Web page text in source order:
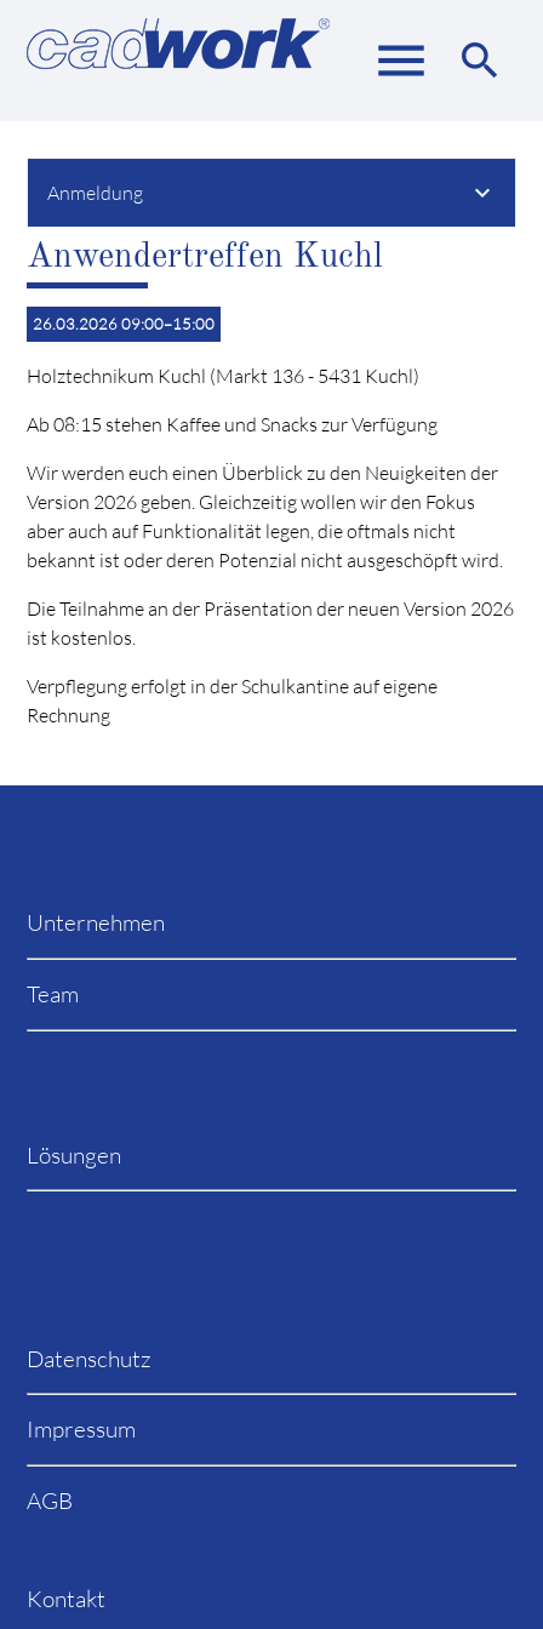
menu search
Suchbegriffe
Anmeldung
Anwendertreffen Kuchl
26.03.2026 09:00–15:00
Holztechnikum Kuchl (Markt 136 - 5431 Kuchl)
Ab 08:15 stehen Kaffee und Snacks zur Verfügung
Wir werden euch einen Überblick zu den Neuigkeiten der
Version 2026 geben. Gleichzeitig wollen wir den Fokus
aber auch auf Funktionalität legen, die oftmals nicht
bekannt ist oder deren Potenzial nicht ausgeschöpft wird.
Die Teilnahme an der Präsentation der neuen Version 2026
ist kostenlos.
Verpflegung erfolgt in der Schulkantine auf eigene
Rechnung
Unternehmen
Team
Lösungen
Datenschutz
Impressum
AGB
Kontakt